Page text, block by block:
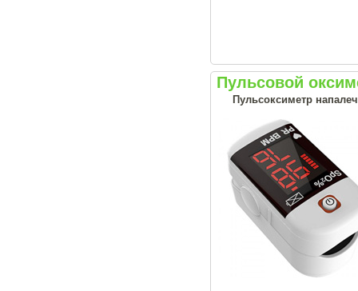
Пульсовой
Пульсоксиметр